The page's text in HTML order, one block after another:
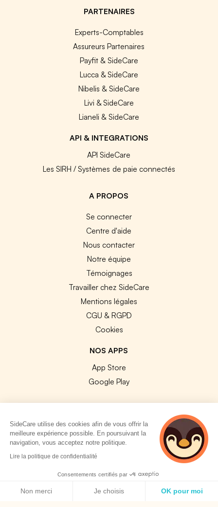
PARTENAIRES
Experts-Comptables
Assureurs Partenaires
Payfit & SideCare
Lucca & SideCare
Nibelis & SideCare
Livi & SideCare
Lianeli & SideCare
API & INTEGRATIONS
API SideCare
Les SIRH / Systèmes de paie connectés
A PROPOS
Se connecter
Centre d'aide
Nous contacter
Notre équipe
Témoignages
Travailler chez SideCare
Mentions légales
CGU & RGPD
Cookies
NOS APPS
App Store
Google Play
© 2026 SideCare. Tous droits réservés.
SideCare utilise des cookies afin de vous offrir la
meilleure expérience possible. En poursuivant la
navigation, vous acceptez notre politique.
Lire la politique de confidentialité
Consentements certifiés par
Non merci Je choisis OK pour moi
4 personnes
consultent
actuellement cette